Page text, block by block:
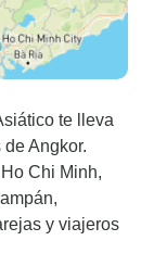
te lleva
Angkor.
Chi Minh,
y viajeros